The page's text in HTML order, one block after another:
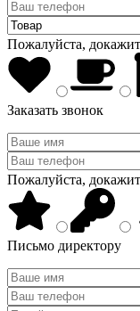
Пожалуйста,
Заказать звонок
Пожалуйста,
Письмо директору